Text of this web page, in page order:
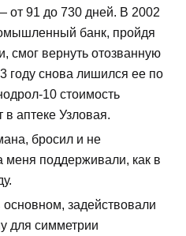
от 91 до 730 дней. В 2002
банк, пройдя
смог вернуть отозванную
году снова лишился ее по
10 стоимость
в аптеке Узловая.
бросил и не
меня поддерживали, как в
задействовали
для симметрии